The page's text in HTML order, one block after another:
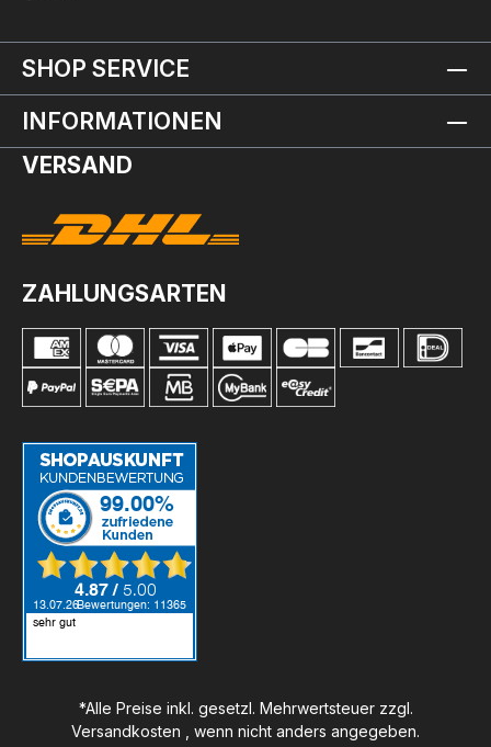
SHOP SERVICE
INFORMATIONEN
VERSAND
ZAHLUNGSARTEN
*Alle Preise inkl. gesetzl. Mehrwertsteuer zzgl.
Versandkosten , wenn nicht anders angegeben.